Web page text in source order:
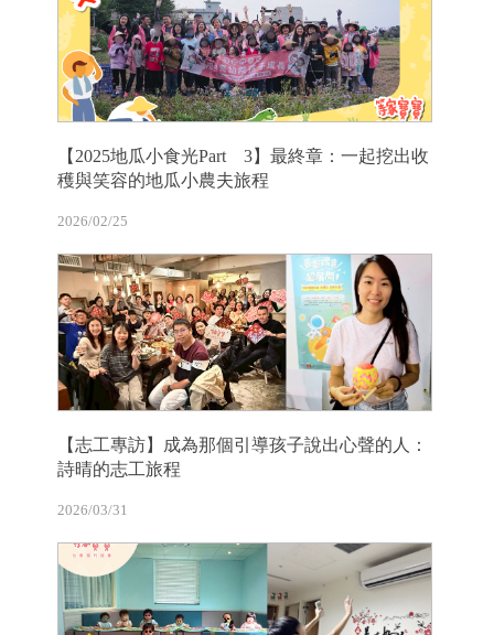
【2025地瓜小食光Part 3】最終章：一起挖出收
穫與笑容的地瓜小農夫旅程
2026/02/25
【志工專訪】成為那個引導孩子說出心聲的人：
詩晴的志工旅程
2026/03/31